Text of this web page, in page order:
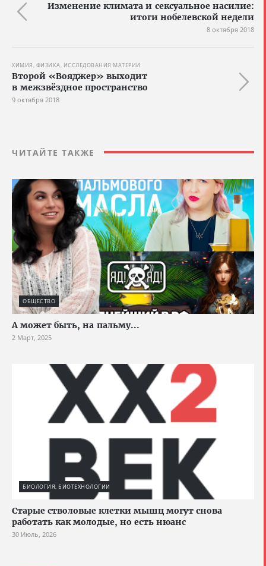
Изменение климата и сексуальное насилие:
итоги нобелевской недели
8 октября 2018
ХИМИЯ, ФИЗИКА, ИССЛЕДОВАНИЯ МАТЕРИИ
Второй «Вояджер» выходит
в межзвёздное пространство
9 октября 2018
ЧИТАЙТЕ ТАКЖЕ
ОБЩЕСТВО
А может быть, на пальму...
2 Март, 2025
БИОЛОГИЯ, БИОТЕХНОЛОГИИ
Старые стволовые клетки мышц могут снова
работать как молодые, но есть нюанс
30 Июль, 2026